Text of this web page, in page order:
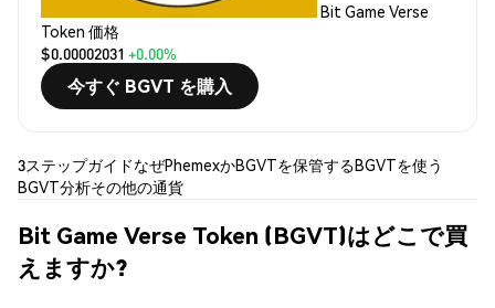
Bit Game Verse
Token 価格
$0.00002031 +0.00%
今すぐ BGVT を購入
3ステップガイドなぜPhemexかBGVTを保管するBGVTを使う
BGVT分析その他の通貨
Bit Game Verse Token (BGVT)はどこで買
えますか?